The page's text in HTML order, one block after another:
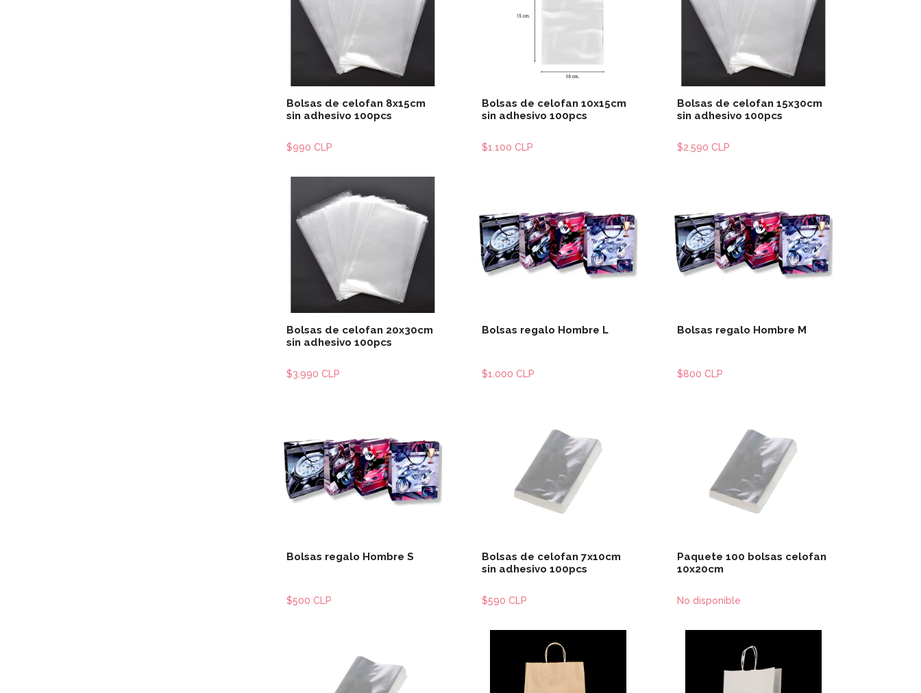
Bolsas de celofan 8x15cm
sin adhesivo 100pcs
Ver detalles
$990 CLP
Bolsas de celofan 10x15cm
sin adhesivo 100pcs
Ver detalles
$1.100 CLP
Bolsas de celofan 15x30cm
sin adhesivo 100pcs
Ver detalles
$2.590 CLP
Bolsas de celofan 20x30cm
sin adhesivo 100pcs
Ver detalles
$3.990 CLP
Bolsas regalo Hombre L
Ver detalles
$1.000 CLP
Bolsas regalo Hombre M
Ver detalles
$800 CLP
Bolsas regalo Hombre S
Ver detalles
$500 CLP
Bolsas de celofan 7x10cm
sin adhesivo 100pcs
Ver detalles
$590 CLP
Paquete 100 bolsas celofan
10x20cm
Ver detalles
No disponible